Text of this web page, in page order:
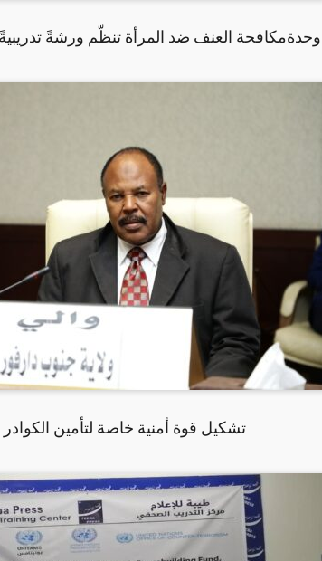
وحدةمكافحة العنف ضد المرأة تنظّم ورشةً تدريبيةً
تشكيل قوة أمنية خاصة لتأمين